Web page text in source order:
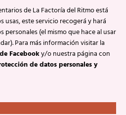
de La Factoría del Ritmo está
usas, este servicio recogerá y hará
(el mismo que hace al usar
Para más información visitar la
Facebooky/o nuestra página con
de datos personales y